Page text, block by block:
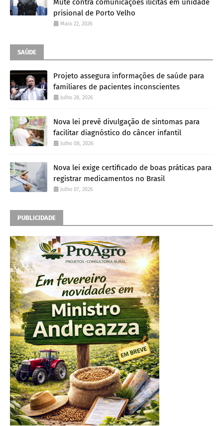
Mute contra comunicações ilícitas em unidade
prisional de Porto Velho
Maio 22, 2026
SAÚDE
Projeto assegura informações de saúde para
familiares de pacientes inconscientes
Julho 28, 2026
Nova lei prevê divulgação de sintomas para
facilitar diagnóstico do câncer infantil
Julho 08, 2026
Nova lei exige certificado de boas práticas para
registrar medicamentos no Brasil
Julho 07, 2026
PUBLICIDADE